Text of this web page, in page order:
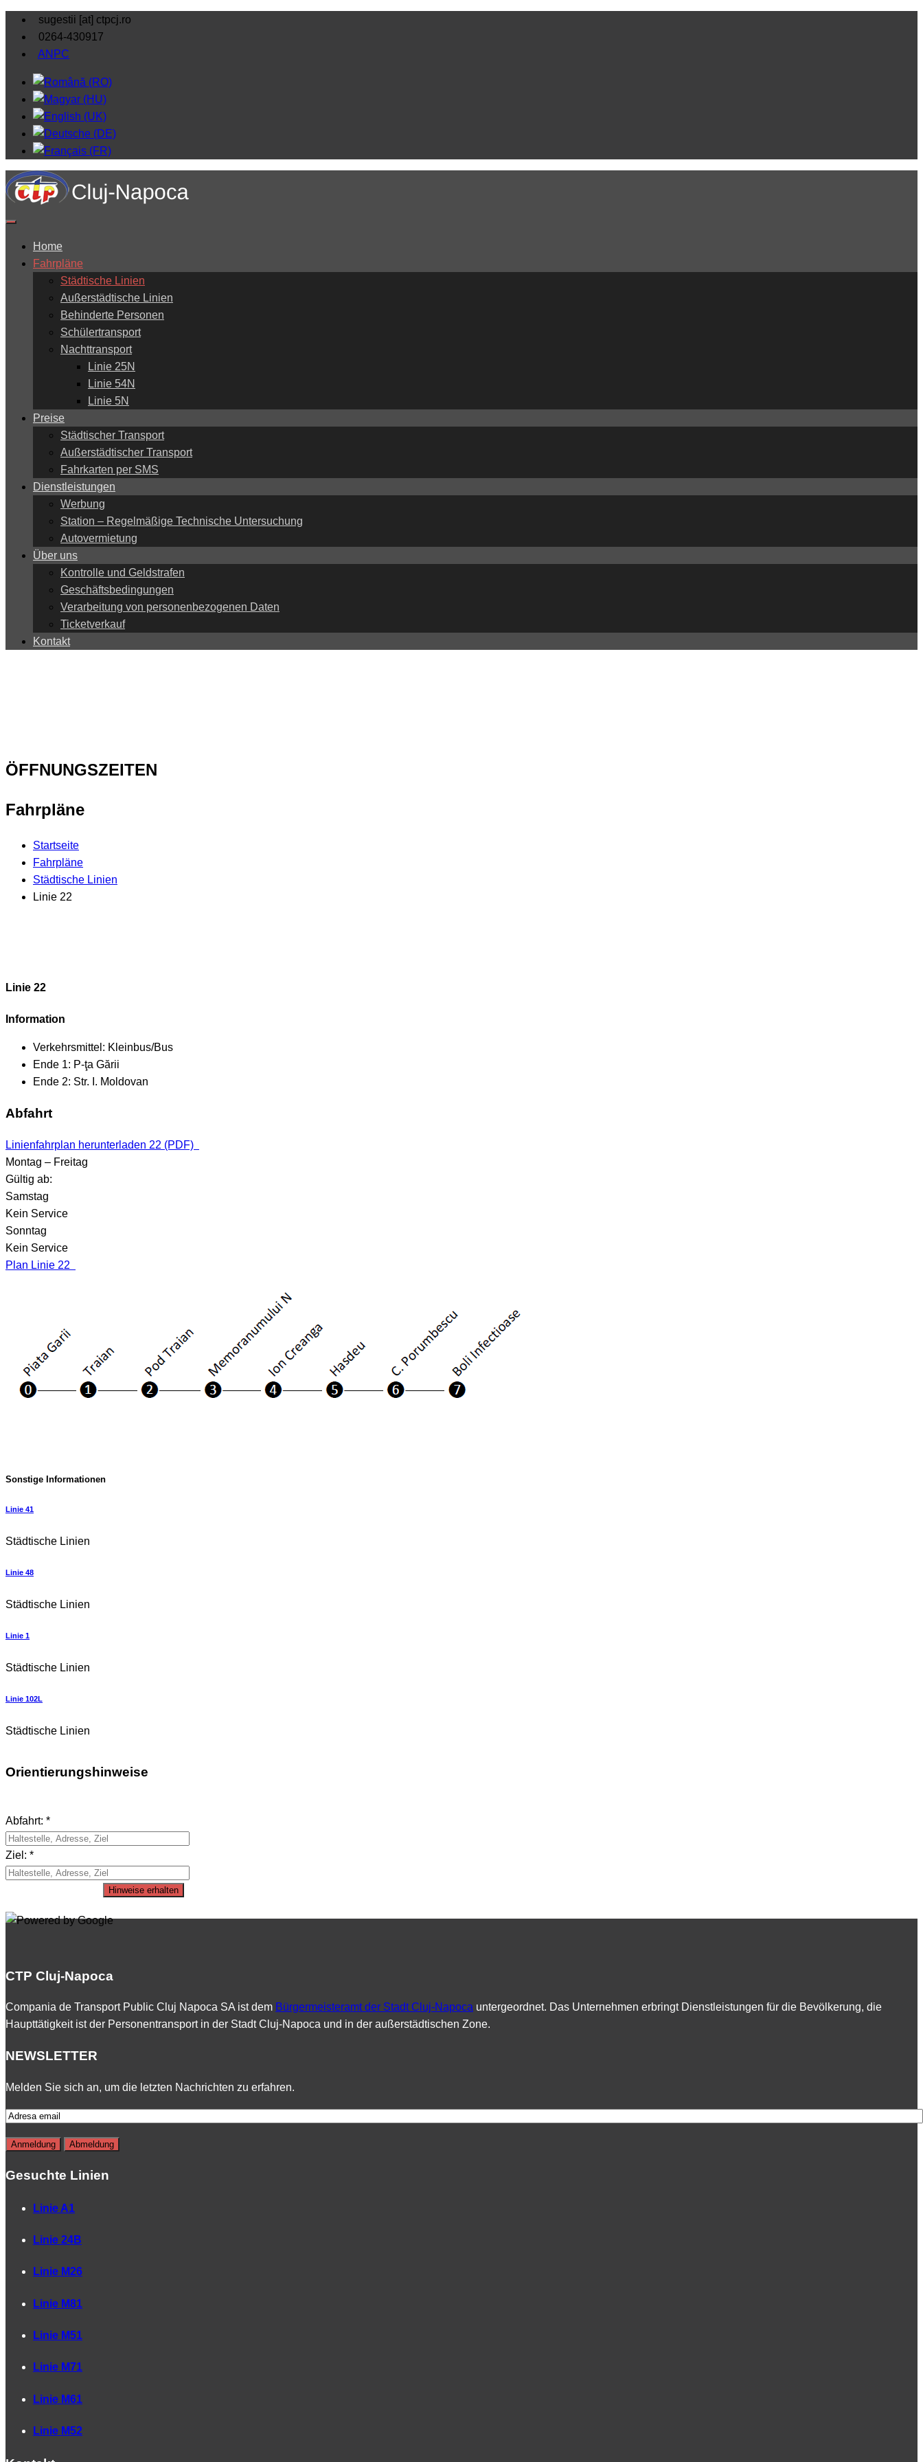
sugestii [at] ctpcj.ro
0264-430917
ANPC
Home
Fahrpläne
Städtische Linien
Außerstädtische Linien
Behinderte Personen
Schülertransport
Nachttransport
Linie 25N
Linie 54N
Linie 5N
Preise
Städtischer Transport
Außerstädtischer Transport
Fahrkarten per SMS
Dienstleistungen
Werbung
Station – Regelmäßige Technische Untersuchung
Autovermietung
Über uns
Kontrolle und Geldstrafen
Geschäftsbedingungen
Verarbeitung von personenbezogenen Daten
Ticketverkauf
Kontakt
ÖFFNUNGSZEITEN
Fahrpläne
Startseite
Fahrpläne
Städtische Linien
Linie 22
Linie 22
Information
Verkehrsmittel: Kleinbus/Bus
Ende 1: P-ţa Gării
Ende 2: Str. I. Moldovan
Abfahrt
Linienfahrplan herunterladen 22 (PDF)
Montag – Freitag
Gültig ab:
Samstag
Kein Service
Sonntag
Kein Service
Plan Linie 22
Sonstige Informationen
Linie 41
Städtische Linien
Linie 48
Städtische Linien
Linie 1
Städtische Linien
Linie 102L
Städtische Linien
Orientierungshinweise
Abfahrt: *
Ziel: *
Hinweise erhalten
CTP Cluj-Napoca
Compania de Transport Public Cluj Napoca SA ist dem Bürgermeisteramt der Stadt Cluj-Napoca untergeordnet. Das Unternehmen erbringt Dienstleistungen für die Bevölkerung, die
Haupttätigkeit ist der Personentransport in der Stadt Cluj-Napoca und in der außerstädtischen Zone.
NEWSLETTER
Melden Sie sich an, um die letzten Nachrichten zu erfahren.
Gesuchte Linien
Linie A1
Linie 24B
Linie M26
Linie M81
Linie M51
Linie M71
Linie M61
Linie M52